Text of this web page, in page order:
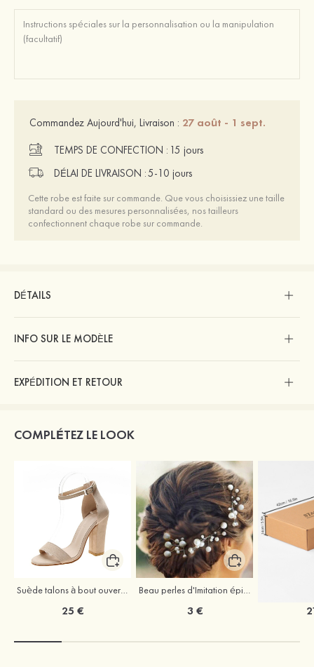
Commandez Aujourd'hui, Livraison : 27 août - 1 sept.
TEMPS DE CONFECTION : 15 jours
DÉLAI DE LIVRAISON :5-10 jours
Cette robe est faite sur commande. Que vous choisissiez une taille
standard ou des mesures personnalisées, nos tailleurs
confectionnent chaque robe sur commande.
DÉTAILS
INFO SUR LE MODÈLE
EXPÉDITION ET RETOUR
COMPLÉTEZ LE LOOK
Suède talons à bout ouvert sandales talon bottier chaussures pour les soirées
25 €
Beau perles d'Imitation épingles à cheveux coiffe
3 €